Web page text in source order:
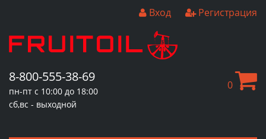
Вход Регистрация
8-800-555-38-69
пн-пт с 10:00 до 18:00
сб,вс - выходной
0